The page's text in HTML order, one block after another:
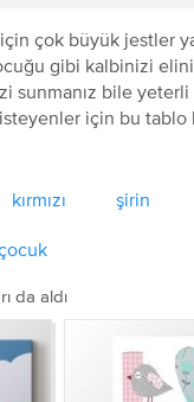
çok büyük jestler
gibi kalbinizi
sunmanız bile
için bu tablo
kırmızı şirin
da aldı